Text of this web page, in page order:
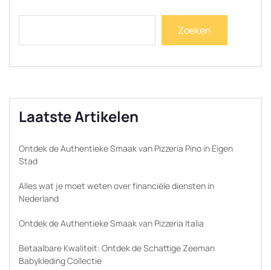
Zoeken
Laatste Artikelen
Ontdek de Authentieke Smaak van Pizzeria Pino in Eigen
Stad
Alles wat je moet weten over financiële diensten in
Nederland
Ontdek de Authentieke Smaak van Pizzeria Italia
Betaalbare Kwaliteit: Ontdek de Schattige Zeeman
Babykleding Collectie